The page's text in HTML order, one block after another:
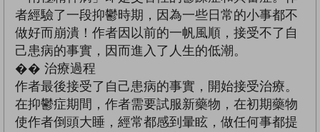
者經驗了一段抑鬱時期，因為一些日常的小事都不
做好而崩潰！作者因以前的一帆風順，接受不了自
己患病的事實，因而進入了人生的低潮。
�� 治療過程
作者最後接受了自己患病的事實，開始接受治療。
在抑鬱症期間，作者需要試服新藥物，在初期藥物
使作者倒頭大睡，經常都感到暈眩，做任何事都提